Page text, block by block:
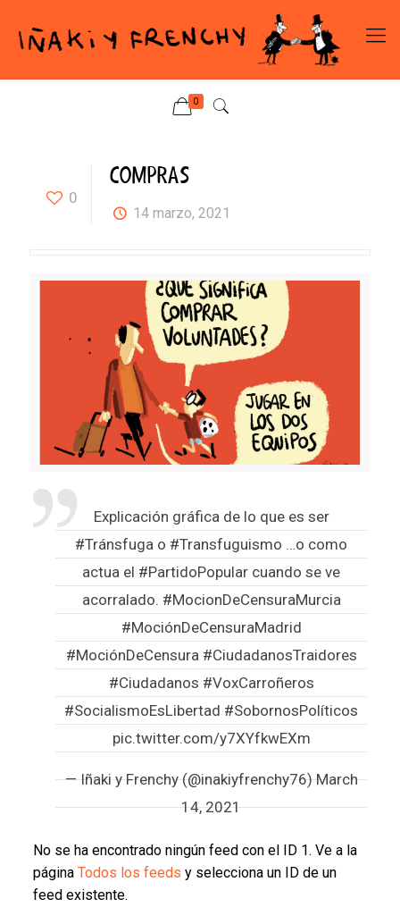
0
0
COMPRAS
14 marzo, 2021
Explicación gráfica de lo que es ser
#Tránsfuga o #Transfuguismo …o como
actua el #PartidoPopular cuando se ve
acorralado. #MocionDeCensuraMurcia
#MociónDeCensuraMadrid
#MociónDeCensura #CiudadanosTraidores
#Ciudadanos #VoxCarroñeros
#SocialismoEsLibertad #SobornosPolíticos
pic.twitter.com/y7XYfkwEXm
— Iñaki y Frenchy (@inakiyfrenchy76)March
14, 2021
No se ha encontrado ningún feed con el ID 1. Ve a la
página Todos los feeds y selecciona un ID de un
feed existente.